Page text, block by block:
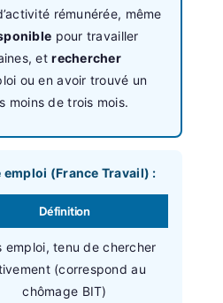
rémunérée, même
pour travailler
etrechercher
ou en avoir trouvé un
moins de trois mois.
emploi (France Travail) :
Définition
emploi, tenu de chercher
(correspond au
chômage BIT)